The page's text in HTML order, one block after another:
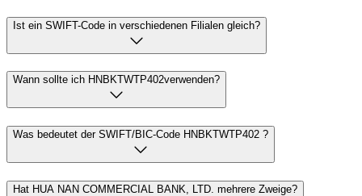
Ist ein SWIFT-Code in verschiedenen Filialen gleich?
Wann sollte ich HNBKTWTP402verwenden?
Was bedeutet der SWIFT/BIC-Code HNBKTWTP402 ?
Hat HUA NAN COMMERCIAL BANK, LTD. mehrere Zweige?